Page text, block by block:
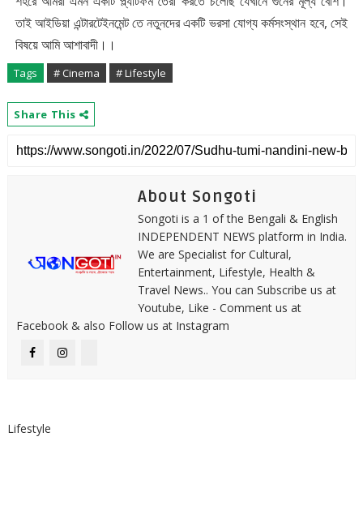
তাই আইডিয়া এন্টারটেইনমেন্ট তে নতুনদের একটি ভরসা যোগ্য কর্মসংস্থান হবে, সেই
বিষয়ে আমি আশাবাদী।।
Tags # Cinema # Lifestyle
Share This
About Songoti
Songoti is a 1 of the Bengali & English
INDEPENDENT NEWS platform in India.
We are Specialist for Cultural,
Entertainment, Lifestyle, Health &
Travel News.. You can Subscribe us at
Youtube, Like - Comment us at
Facebook & also Follow us at Instagram
Lifestyle